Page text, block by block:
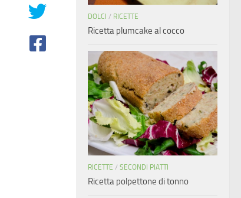
DOLCI / RICETTE
Ricetta plumcake al cocco
RICETTE / SECONDI PIATTI
Ricetta polpettone di tonno